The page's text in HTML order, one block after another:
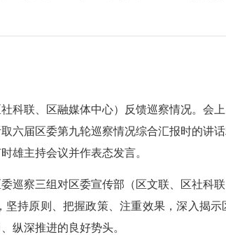
联、区融媒体中心）反馈巡察情况。会
六届区委第九轮巡察情况综合汇报时的讲
雄主持会议并作表态发言。
察三组对区委宣传部（区文联、区社科
持原则、把握政策、注重效果，深入揭
纵深推进的良好势头。